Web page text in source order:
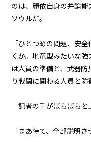
のは、麗依自身の弁論能
ソウルだ。
「ひとつめの問題、安
くか。地竜型みたいな
は人員の準備と、武器
り戦闘に関わる人員と防
記者の手がばらばらと
「まあ待て、全部説明さ